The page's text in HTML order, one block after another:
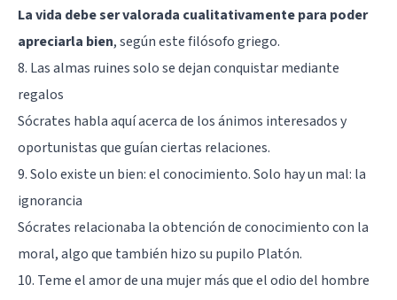
La vida debe ser valorada cualitativamente para poder
apreciarla bien, según este filósofo griego.
8. Las almas ruines solo se dejan conquistar mediante
regalos
Sócrates habla aquí acerca de los ánimos interesados y
oportunistas que guían ciertas relaciones.
9. Solo existe un bien: el conocimiento. Solo hay un mal: la
ignorancia
Sócrates relacionaba la obtención de conocimiento con la
moral, algo que también hizo su pupilo Platón.
10. Teme el amor de una mujer más que el odio del hombre